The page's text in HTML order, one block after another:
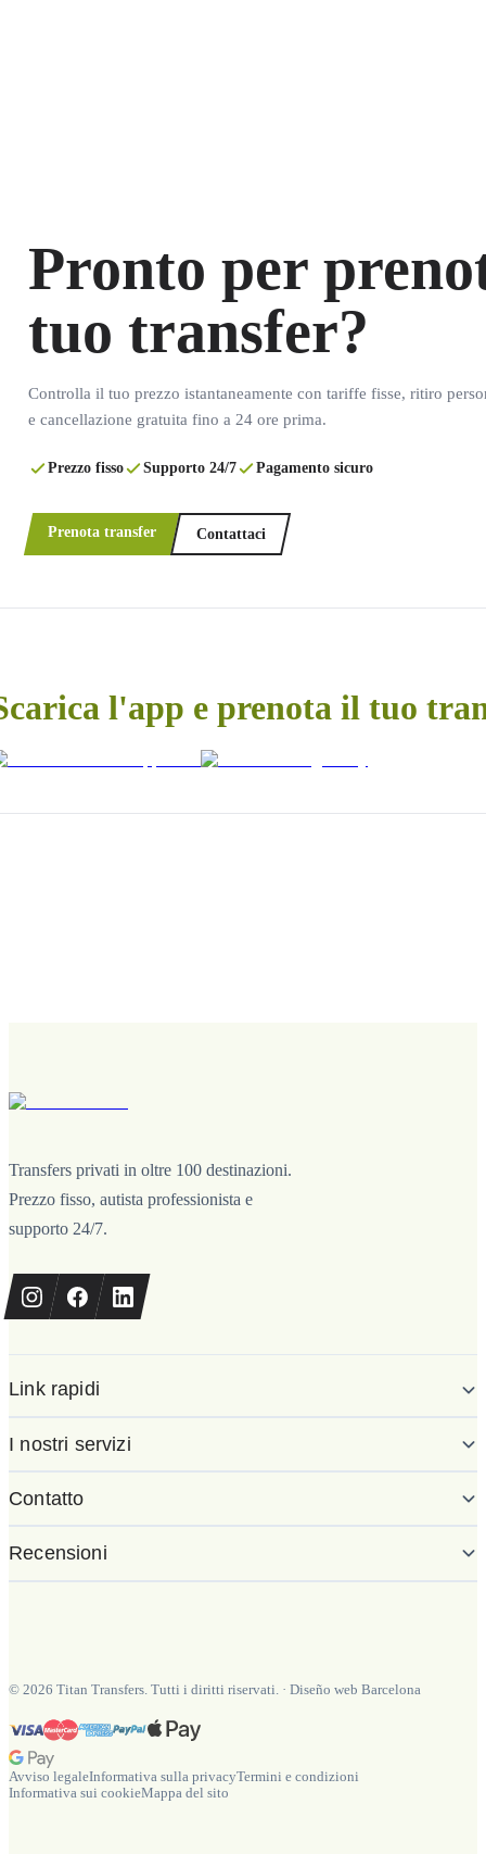
Pronto per
tuo transfer?
Controlla il tuo prezzo istantaneamente con tariffe fisse, ritiro
e cancellazione gratuita fino a 24 ore prima.
Prezzo fisso Supporto 24/7 Pagamento sicuro
Prenota transfer Contattaci
l'app e prenota il tuo
Transfers privati in oltre 100 destinazioni.
Prezzo fisso, autista professionista e
supporto 24/7.
Link rapidi
I nostri servizi
Contatto
Recensioni
© 2026 Titan Transfers. Tutti i diritti riservati. · Diseño web Barcelona
Avviso legaleInformativa sulla privacyTermini e condizioni
Informativa sui cookieMappa del sito